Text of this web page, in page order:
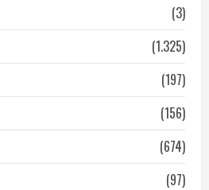
(3)
(1.325)
(197)
(156)
(674)
(97)